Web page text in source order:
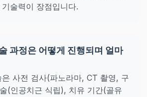
술력이 장점입니다.
과정은 어떻게 진행되며 얼마
사전 검사(파노라마, CT 촬영, 구
(인공치근 식립), 치유 기간(골유